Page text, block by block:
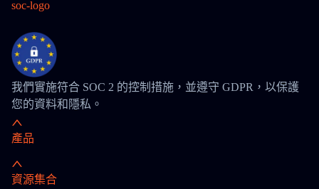
我們實施符合 SOC 2 的控制措施，並遵守 GDPR，以保護
您的資料和隱私。
產品
資源集合